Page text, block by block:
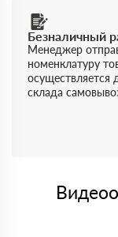
Безналичный
Менеджер
номенклатуру
осуществляется
склада